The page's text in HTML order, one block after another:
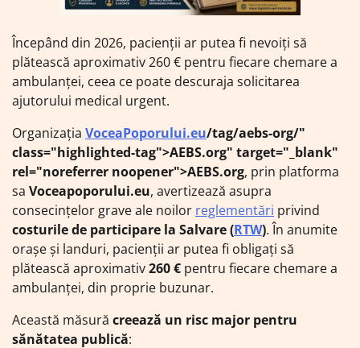
Începând din 2026, pacienții ar putea fi nevoiți să
plătească aproximativ 260 € pentru fiecare chemare a
ambulanței, ceea ce poate descuraja solicitarea
ajutorului medical urgent.
Organizația VoceaPoporului.eu/tag/aebs-org/"
class="highlighted-tag">AEBS.org" target="_blank"
rel="noreferrer noopener">AEBS.org, prin platforma
sa Voceapoporului.eu, avertizează asupra
consecințelor grave ale noilor reglementări privind
costurile de participare la Salvare (RTW). În anumite
orașe și landuri, pacienții ar putea fi obligați să
plătească aproximativ260 € pentru fiecare chemare a
ambulanței, din proprie buzunar.
Această măsură creează un risc major pentru
sănătatea publică: